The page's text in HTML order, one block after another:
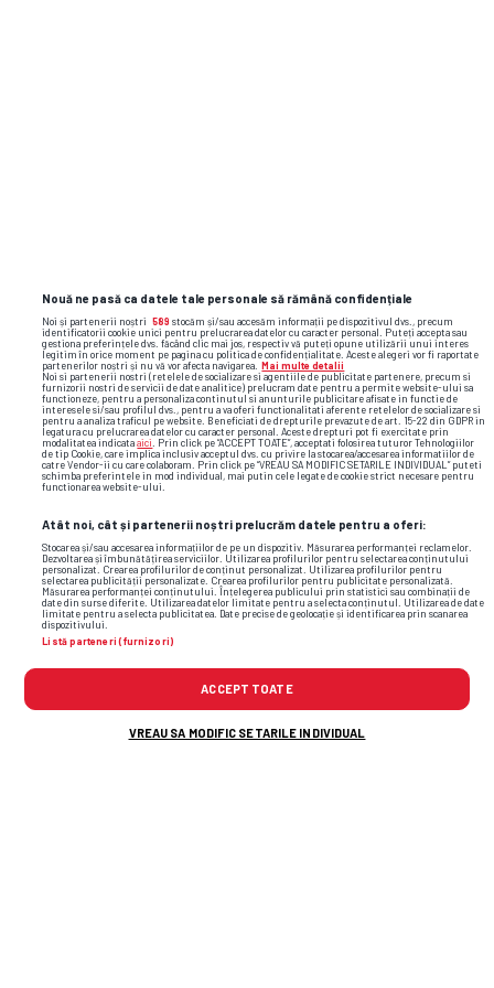
Foto10 /36
Nouă ne pasă ca datele tale personale să rămână confidențiale
Noi și partenerii noștri 589 stocăm și/sau accesăm informații pe dispozitivul dvs., precum
identificatorii cookie unici pentru prelucrarea datelor cu caracter personal. Puteți accepta sau
gestiona preferințele dvs. făcând clic mai jos, respectiv vă puteți opune utilizării unui interes
legitim în orice moment pe pagina cu politica de confidențialitate. Aceste alegeri vor fi raportate
partenerilor noștri și nu vă vor afecta navigarea. Mai multe detalii
Noi si partenerii nostri (retelele de socializare si agentiile de publicitate partenere, precum si
furnizorii nostri de servicii de date analitice) prelucram date pentru a permite website-ului sa
functioneze, pentru a personaliza continutul si anunturile publicitare afisate in functie de
interesele si/sau profilul dvs., pentru a va oferi functionalitati aferente retelelor de socializare si
pentru a analiza traficul pe website. Beneficiati de drepturile prevazute de art. 15-22 din GDPR in
legatura cu prelucrarea datelor cu caracter personal. Aceste drepturi pot fi exercitate prin
modalitatea indicataaici
. Prin click pe “ACCEPT TOATE”, acceptati folosirea tuturor Tehnologiilor
de tip Cookie, care implica inclusiv acceptul dvs. cu privire la stocarea/accesarea informatiilor de
catre Vendor-ii cu care colaboram. Prin click pe “VREAU SA MODIFIC SETARILE INDIVIDUAL” puteti
schimba preferintele in mod individual, mai putin cele legate de cookie strict necesare pentru
functionarea website-ului.
Atât noi, cât și partenerii noștri prelucrăm datele pentru a oferi:
Stocarea și/sau accesarea informațiilor de pe un dispozitiv. Măsurarea performanței reclamelor.
Dezvoltarea și îmbunătățirea serviciilor. Utilizarea profilurilor pentru selectarea conținutului
personalizat. Crearea profilurilor de conținut personalizat. Utilizarea profilurilor pentru
selectarea publicității personalizate. Crearea profilurilor pentru publicitate personalizată.
Măsurarea performanței conținutului. Înțelegerea publicului prin statistici sau combinații de
date din surse diferite. Utilizarea datelor limitate pentru a selecta conținutul. Utilizarea de date
limitate pentru a selecta publicitatea. Date precise de geolocație și identificarea prin scanarea
dispozitivului.
Listă parteneri (furnizori)
ACCEPT TOATE
VREAU SA MODIFIC SETARILE INDIVIDUAL